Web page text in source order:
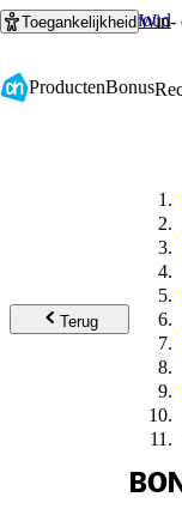
Ga naar hoofdinhoud
Ga naar zoeken
ToegankelijkheidWin-
ProductenBonus
Terug